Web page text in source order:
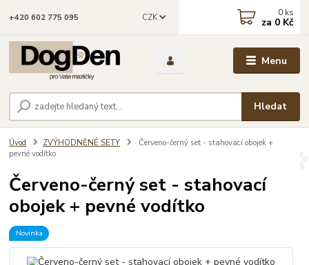
Menu
CZK
Hledat
+420 602 775 095 0 ks
za 0 Kč
Úvod ZVÝHODNĚNÉ SETY
Červeno-černý set - stahovací obojek +
pevné vodítko
Červeno-černý set - stahovací
obojek + pevné vodítko
Novinka